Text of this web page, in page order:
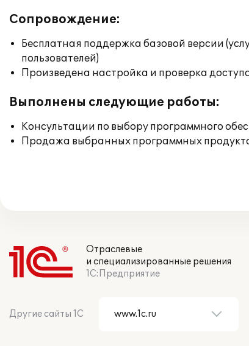
Сопровождение:
Бесплатная поддержка базовой версии
пользователей)
Произведена настройка и проверка
Выполнены следующие работы:
Консультации по выбору программного
Продажа выбранных программных
Отраслевые
и специализированные решения
1С:Предприятие
Другие сайты 1С